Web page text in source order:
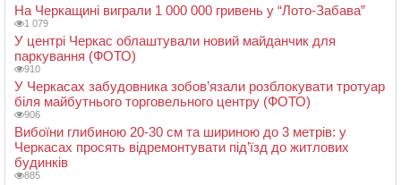
На Черкащині виграли 1 000 000 гривень у “Лото-Забава”
1 079
У центрі Черкас облаштували новий майданчик для
паркування (ФОТО)
910
У Черкасах забудовника зобов’язали розблокувати тротуар
біля майбутнього торговельного центру (ФОТО)
906
Вибоїни глибиною 20-30 см та шириною до 3 метрів: у
Черкасах просять відремонтувати під’їзд до житлових
будинків
885